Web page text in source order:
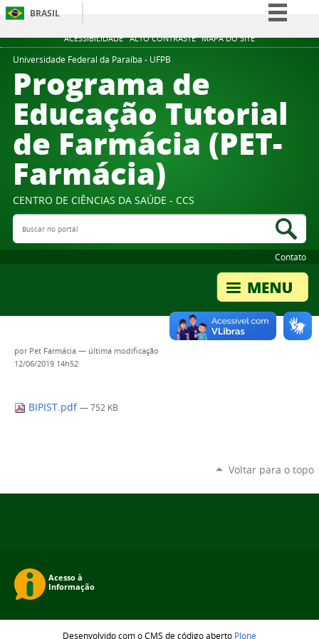
ACESSIBILIDADE ALTO CONTRASTE MAPA DO SITE
BRASIL
Simplifique!
Participe
Acesso à informação
Legislação
Canais
Universidade Federal da Paraíba - UFPB
Programa de
Educação Tutorial
de Farmácia (PET-
Farmácia)
CENTRO DE CIÊNCIAS DA SAÚDE - CCS
Buscar no portal
Contato
por Pet Farmácia — última modificação
12/06/2019 14h52
BIPIST.pdf — 752 KB
Voltar para o topo
Desenvolvido com o CMS de código aberto Plone